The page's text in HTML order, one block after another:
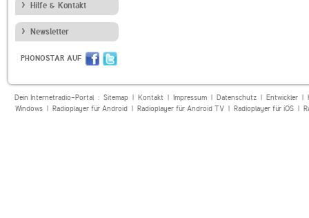
Hilfe & Kontakt
Newsletter
PHONOSTAR AUF
Dein Internetradio-Portal : Sitemap| Kontakt| Impressum| Datenschutz| Entwickler|
Windows| Radioplayer für Android| Radioplayer für Android TV| Radioplayer für iOS|